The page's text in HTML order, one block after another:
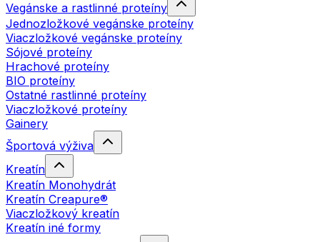
Vegánske a rastlinné proteíny
Jednozložkové vegánske proteíny
Viaczložkové vegánske proteíny
Sójové proteíny
Hrachové proteíny
BIO proteíny
Ostatné rastlinné proteíny
Viaczložkové proteíny
Gainery
Športová výživa
Kreatín
Kreatín Monohydrát
Kreatín Creapure®
Viaczložkový kreatín
Kreatín iné formy